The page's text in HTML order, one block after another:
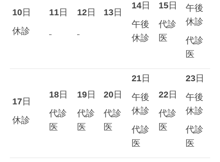
10 日
休診
11 日 12 日 13 日
14 日
午後
休診
15 日
代診
医
午後
休診
代診
医
17 日
休診
18 日
代診
医
19 日
代診
医
20 日
代診
医
21 日
午後
休診
代診
医
22 日
代診
医
23 日
午後
休診
代診
医